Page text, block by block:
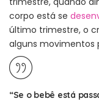
corpo está se
último trimestre, o
alguns movimentos
“Se o bebê está